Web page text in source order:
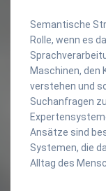
Semantische
Rolle, wenn es
Maschinen, den
verstehen und
Suchanfragen
Ansätze sind
Systemen, die
Alltag des